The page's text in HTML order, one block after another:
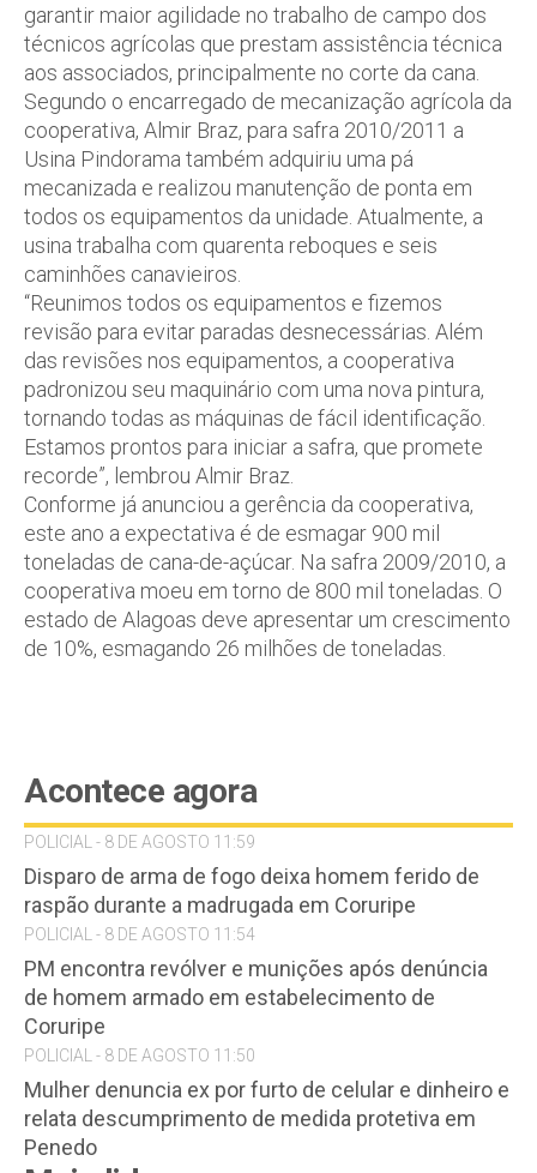
garantir maior agilidade no trabalho de campo dos
técnicos agrícolas que prestam assistência técnica
aos associados, principalmente no corte da cana.
Segundo o encarregado de mecanização agrícola da
cooperativa, Almir Braz, para safra 2010/2011 a
Usina Pindorama também adquiriu uma pá
mecanizada e realizou manutenção de ponta em
todos os equipamentos da unidade. Atualmente, a
usina trabalha com quarenta reboques e seis
caminhões canavieiros.
“Reunimos todos os equipamentos e fizemos
revisão para evitar paradas desnecessárias. Além
das revisões nos equipamentos, a cooperativa
padronizou seu maquinário com uma nova pintura,
tornando todas as máquinas de fácil identificação.
Estamos prontos para iniciar a safra, que promete
recorde”, lembrou Almir Braz.
Conforme já anunciou a gerência da cooperativa,
este ano a expectativa é de esmagar 900 mil
toneladas de cana-de-açúcar. Na safra 2009/2010, a
cooperativa moeu em torno de 800 mil toneladas. O
estado de Alagoas deve apresentar um crescimento
de 10%, esmagando 26 milhões de toneladas.
Acontece agora
POLICIAL - 8 DE AGOSTO 11:59
Disparo de arma de fogo deixa homem ferido de
raspão durante a madrugada em Coruripe
POLICIAL - 8 DE AGOSTO 11:54
PM encontra revólver e munições após denúncia
de homem armado em estabelecimento de
Coruripe
POLICIAL - 8 DE AGOSTO 11:50
Mulher denuncia ex por furto de celular e dinheiro e
relata descumprimento de medida protetiva em
Penedo